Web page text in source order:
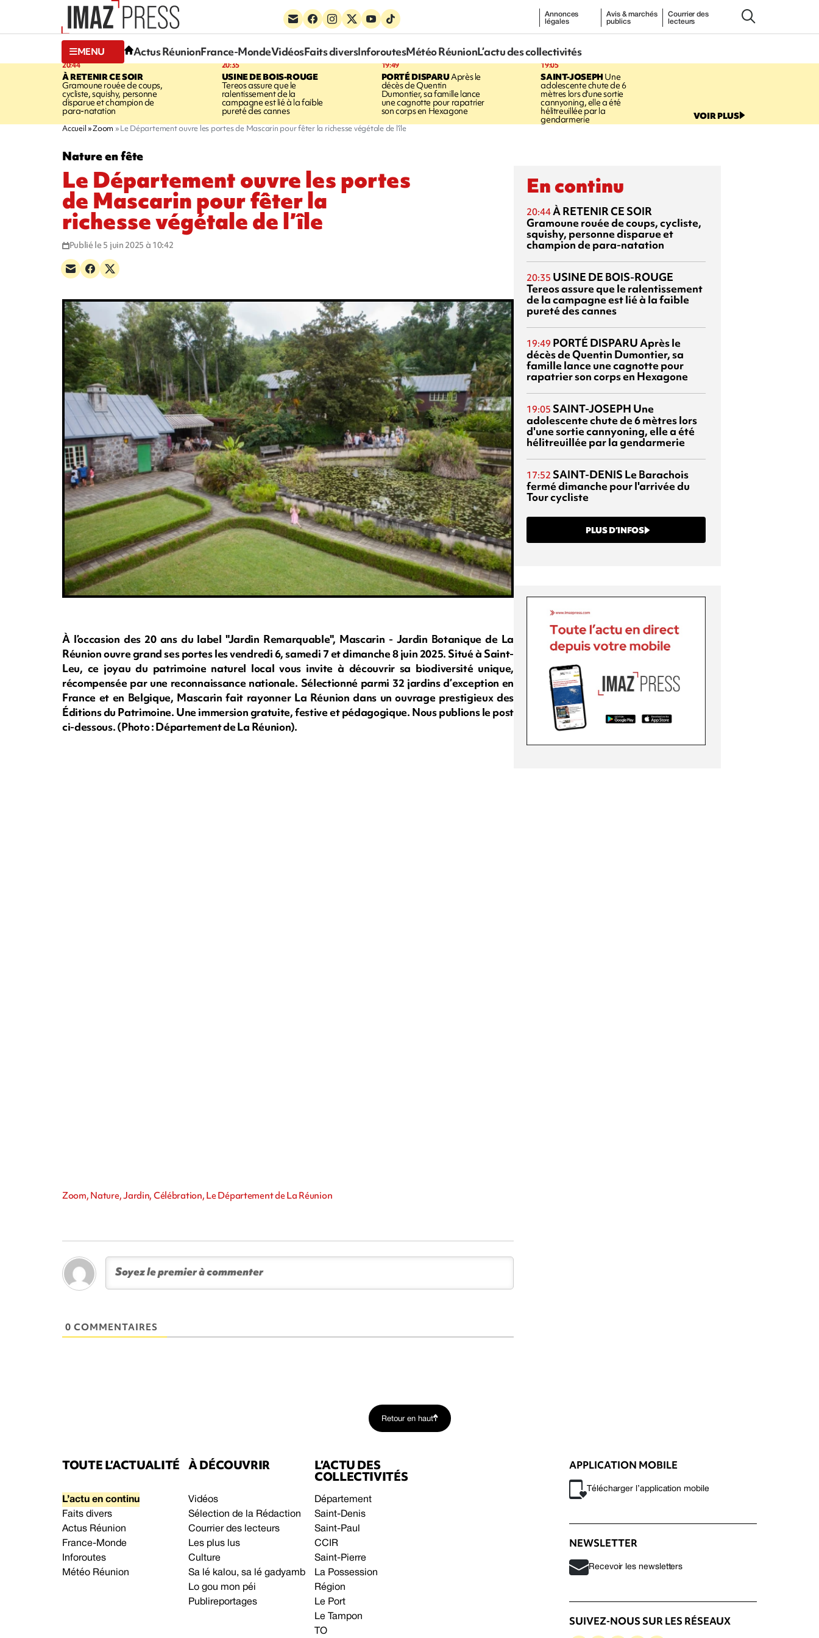
Annonces
légales
Avis & marchés
publics
Courrier des
lecteurs
MENU Actus RéunionFrance-MondeVidéosFaits diversInforoutesMétéo RéunionL’actu des collectivités
20:44
À RETENIR CE SOIR
Gramoune rouée de coups,
cycliste, squishy, personne
disparue et champion de
para-natation
20:35
USINE DE BOIS-ROUGE
Tereos assure que le
ralentissement de la
campagne est lié à la faible
pureté des cannes
19:49
PORTÉ DISPARUAprès le
décès de Quentin
Dumontier, sa famille lance
une cagnotte pour rapatrier
son corps en Hexagone
19:05
SAINT-JOSEPHUne
adolescente chute de 6
mètres lors d'une sortie
cannyoning, elle a été
hélitreuillée par la
gendarmerie VOIR PLUS
Accueil Zoom Le Département ouvre les portes de Mascarin pour fêter la richesse végétale de l’île
Nature en fête
Le Département ouvre les portes
de Mascarin pour fêter la
richesse végétale de l’île
Publié le 5 juin 2025 à 10:42
À l’occasion des 20 ans du label "Jardin Remarquable", Mascarin - Jardin Botanique de La
Réunion ouvre grand ses portes les vendredi 6, samedi 7 et dimanche 8 juin 2025. Situé à Saint-
Leu, ce joyau du patrimoine naturel local vous invite à découvrir sa biodiversité unique,
récompensée par une reconnaissance nationale. Sélectionné parmi 32 jardins d’exception en
France et en Belgique, Mascarin fait rayonner La Réunion dans un ouvrage prestigieux des
Éditions du Patrimoine. Une immersion gratuite, festive et pédagogique. Nous publions le post
ci-dessous. (Photo : Département de La Réunion).
Zoom, Nature, Jardin, Célébration, Le Département de La Réunion
0 COMMENTAIRES
En continu
20:44À RETENIR CE SOIR
Gramoune rouée de coups, cycliste,
squishy, personne disparue et
champion de para-natation
20:35 USINE DE BOIS-ROUGE
Tereos assure que le ralentissement
de la campagne est lié à la faible
pureté des cannes
19:49 PORTÉ DISPARUAprès le
décès de Quentin Dumontier, sa
famille lance une cagnotte pour
rapatrier son corps en Hexagone
19:05 SAINT-JOSEPH Une
adolescente chute de 6 mètres lors
d'une sortie cannyoning, elle a été
hélitreuillée par la gendarmerie
17:52 SAINT-DENIS Le Barachois
fermé dimanche pour l'arrivée du
Tour cycliste
PLUS D’INFOS
Retour en haut
TOUTE L’ACTUALITÉ
L’actu en continu
Faits divers
Actus Réunion
France-Monde
Inforoutes
Météo Réunion
À DÉCOUVRIR
Vidéos
Sélection de la Rédaction
Courrier des lecteurs
Les plus lus
Culture
Sa lé kalou, sa lé gadyamb
Lo gou mon péi
Publireportages
L’ACTU DES
COLLECTIVITÉS
Département
Saint-Denis
Saint-Paul
CCIR
Saint-Pierre
La Possession
Région
Le Port
Le Tampon
TO
APPLICATION MOBILE
Télécharger l’application mobile
NEWSLETTER
Recevoir les newsletters
SUIVEZ-NOUS SUR LES RÉSEAUX